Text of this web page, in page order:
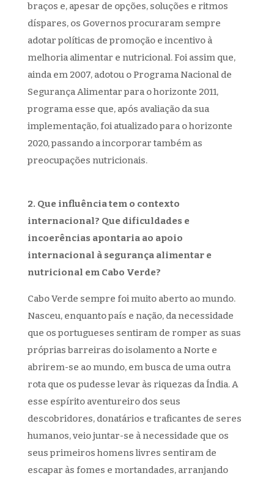
braços e, apesar de opções, soluções e ritmos
díspares, os Governos procuraram sempre
adotar políticas de promoção e incentivo à
melhoria alimentar e nutricional. Foi assim que,
ainda em 2007, adotou o Programa Nacional de
Segurança Alimentar para o horizonte 2011,
programa esse que, após avaliação da sua
implementação, foi atualizado para o horizonte
2020, passando a incorporar também as
preocupações nutricionais.
2. Que influência tem o contexto
internacional? Que dificuldades e
incoerências apontaria ao apoio
internacional à segurança alimentar e
nutricional em Cabo Verde?
Cabo Verde sempre foi muito aberto ao mundo.
Nasceu, enquanto país e nação, da necessidade
que os portugueses sentiram de romper as suas
próprias barreiras do isolamento a Norte e
abrirem-se ao mundo, em busca de uma outra
rota que os pudesse levar às riquezas da Índia. A
esse espírito aventureiro dos seus
descobridores, donatários e traficantes de seres
humanos, veio juntar-se à necessidade que os
seus primeiros homens livres sentiram de
escapar às fomes e mortandades, arranjando